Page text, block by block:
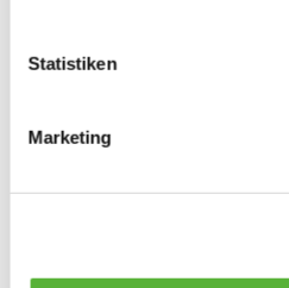
Statistiken
Marketing